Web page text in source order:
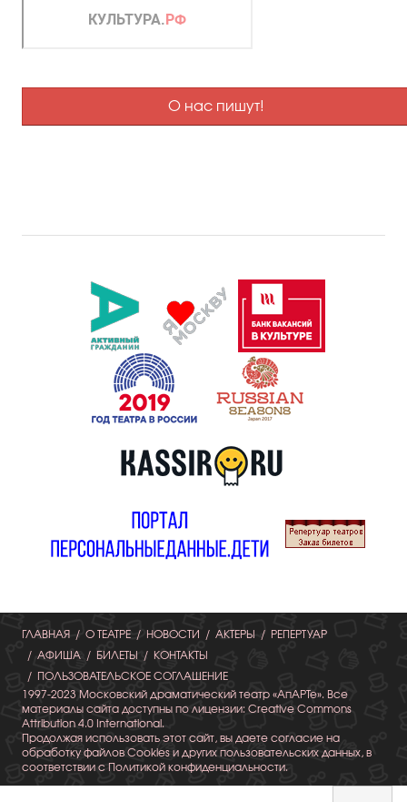
О нас пишут!
ГЛАВНАЯ О ТЕАТРЕ НОВОСТИ АКТЕРЫ
РЕПЕРТУАР
АФИША
БИЛЕТЫ
КОНТАКТЫ
ПОЛЬЗОВАТЕЛЬСКОЕ СОГЛАШЕНИЕ
1997-2023 Московский драматический театр «АпАРТе». Все
материалы сайта доступны по лицензии: Creative Commons
Attribution 4.0 International.
Продолжая использовать этот сайт, вы даете согласие на
обработку файлов Cookies и других пользовательских данных, в
соответствии с Политикой конфиденциальности.